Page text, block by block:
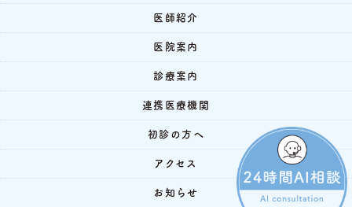
医師紹介
医院案内
診療案内
連携医療機関
初診の方へ
アクセス
お知らせ